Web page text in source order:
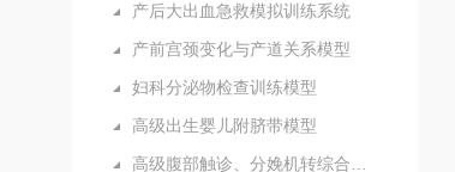
产后大出血急救模拟训练系统
产前宫颈变化与产道关系模型
妇科分泌物检查训练模型
高级出生婴儿附脐带模型